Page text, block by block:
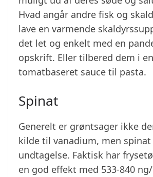
Hvad angår andre fisk og
lave en varmende
det let og enkelt med en
opskrift. Eller tilbered dem i
tomatbaseret sauce til pasta.
Spinat
Generelt er grøntsager ikke
kilde til vanadium, men
undtagelse. Faktisk har
en god effekt med 533-840